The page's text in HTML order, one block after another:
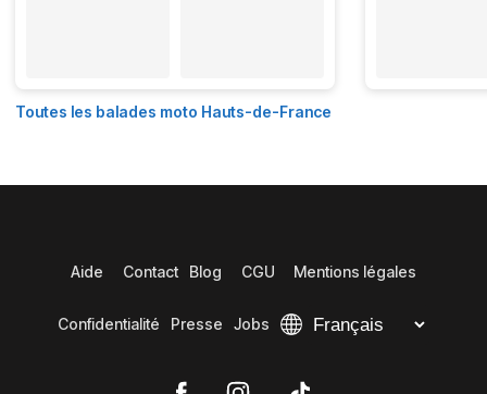
Toutes les balades moto Hauts-de-France
Aide Contact Blog CGU Mentions légales
Confidentialité Presse Jobs